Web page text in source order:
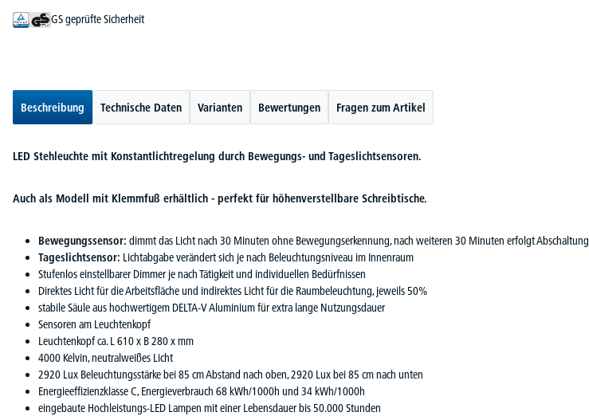
GS geprüfte Sicherheit
Beschreibung Technische Daten Varianten Bewertungen Fragen zum Artikel
LED Stehleuchte mit Konstantlichtregelung durch Bewegungs- und Tageslichtsensoren.
Auch als Modell mit Klemmfuß erhältlich - perfekt für höhenverstellbare Schreibtische.
Bewegungssensor: dimmt das Licht nach 30 Minuten ohne Bewegungserkennung, nach weiteren 30 Minuten erfolgt Abschaltung
Tageslichtsensor: Lichtabgabe verändert sich je nach Beleuchtungsniveau im Innenraum
Stufenlos einstellbarer Dimmer je nach Tätigkeit und individuellen Bedürfnissen
Direktes Licht für die Arbeitsfläche und indirektes Licht für die Raumbeleuchtung, jeweils 50%
stabile Säule aus hochwertigem DELTA-V Aluminium für extra lange Nutzungsdauer
Sensoren am Leuchtenkopf
Leuchtenkopf ca. L 610 x B 280 x mm
4000 Kelvin, neutralweißes Licht
2920 Lux Beleuchtungsstärke bei 85 cm Abstand nach oben, 2920 Lux bei 85 cm nach unten
Energieeffizienzklasse C, Energieverbrauch 68 kWh/1000h und 34 kWh/1000h
eingebaute Hochleistungs-LED Lampen mit einer Lebensdauer bis 50.000 Stunden